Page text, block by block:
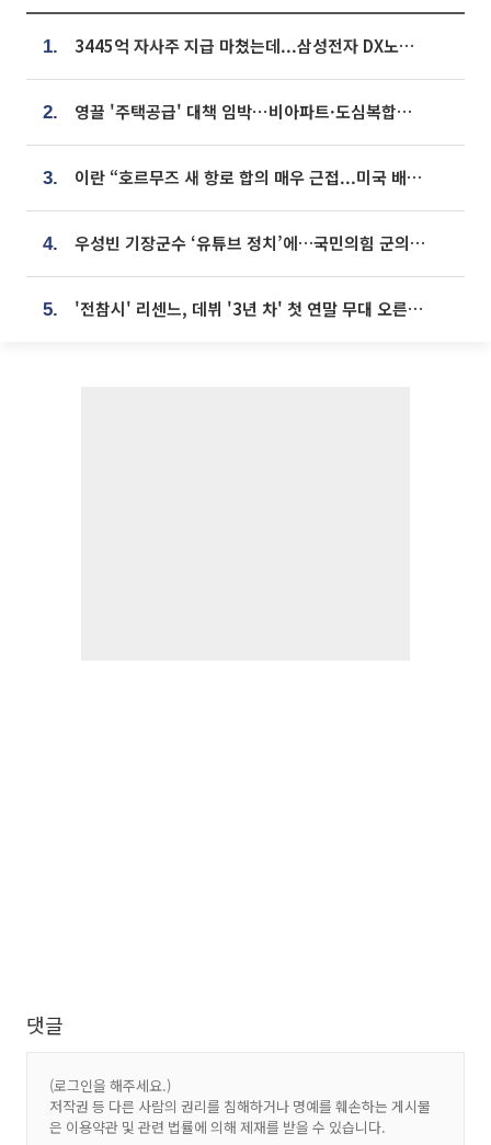
1. 3445억 자사주 지급 마쳤는데...삼성전자 DX노조, 뒤늦은 '떼쓰기 집회'
2. 영끌 '주택공급' 대책 임박⋯비아파트·도심복합까지 총동원
3. 이란 “호르무즈 새 항로 합의 매우 근접...미국 배상 먼저”
4. 우성빈 기장군수 ‘유튜브 정치’에…국민의힘 군의원들 집단 반발
5. '전참시' 리센느, 데뷔 '3년 차' 첫 연말 무대 오른다⋯"그동안 섭외 안 와"
댓글